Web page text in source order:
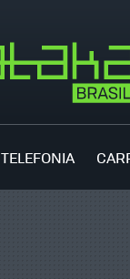
TELEFONIA